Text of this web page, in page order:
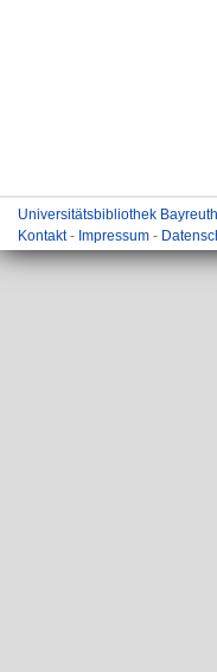
Universitätsbibliothek Bayreuth
Kontakt- Impressum -